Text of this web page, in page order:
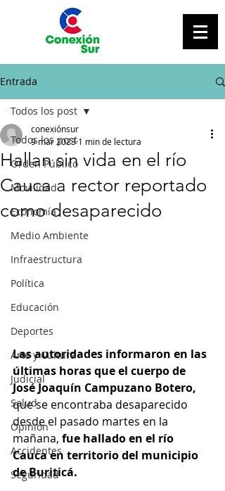
Entrada
Todos los post
Orden Público
Movilidad
Economía
Medio Ambiente
Infraestructura
Política
Educación
Deportes
Arte y Cultura
Judicial
Salud
Opinión
Accidentes
Seguridad
Todos los post
Hallan sin vida en el río
Cauca a rector reportado
como desaparecido
conexiónsur
9 mar 2023 1 min de lectura
Las autoridades informaron en las
últimas horas que el cuerpo de
José Joaquín Campuzano Botero,
que se encontraba desaparecido
desde el pasado martes en la
mañana, fue hallado en el río
Cauca en territorio del municipio
de Buriticá.